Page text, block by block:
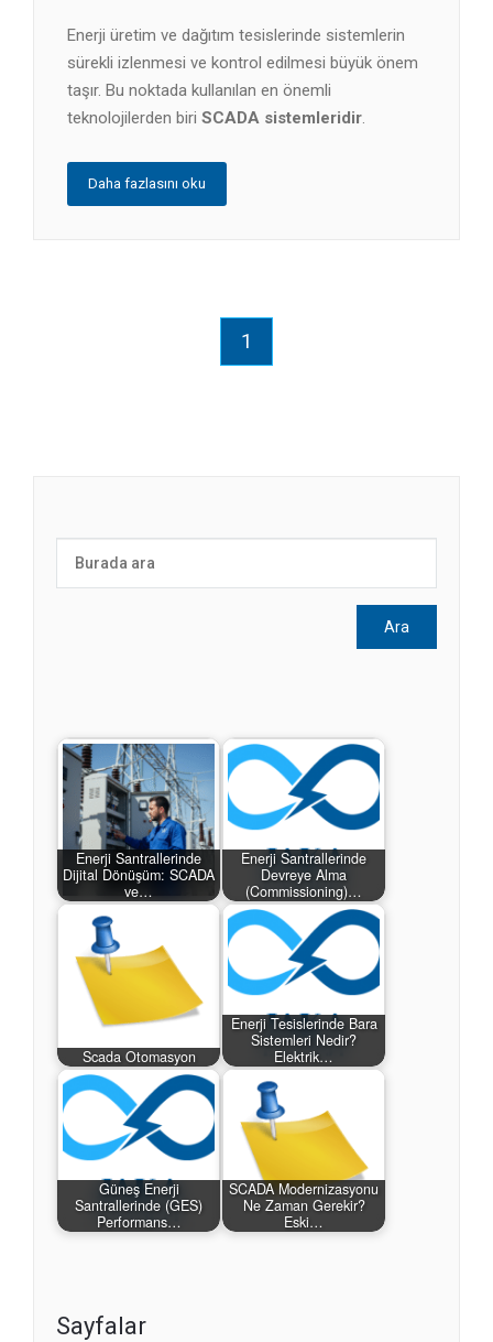
Enerji üretim ve dağıtım tesislerinde sistemlerin
sürekli izlenmesi ve kontrol edilmesi büyük önem
taşır. Bu noktada kullanılan en önemli
teknolojilerden biri SCADA sistemleridir.
Daha fazlasını oku
1
Enerji Santrallerinde
Dijital Dönüşüm: SCADA
ve…
Enerji Santrallerinde
Devreye Alma
(Commissioning)…
Scada Otomasyon
Enerji Tesislerinde Bara
Sistemleri Nedir?
Elektrik…
Güneş Enerji
Santrallerinde (GES)
Performans…
SCADA Modernizasyonu
Ne Zaman Gerekir?
Eski…
Sayfalar